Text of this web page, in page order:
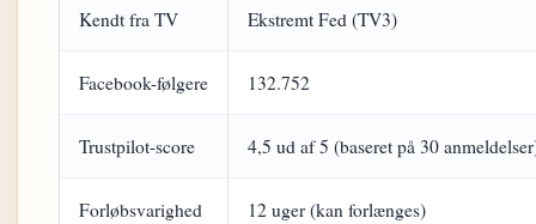
Kendt fra TV Ekstremt Fed (TV3)
Facebook-følgere 132.752
Trustpilot-score 4,5 ud af 5 (baseret på 30
Forløbsvarighed 12 uger (kan forlænges)